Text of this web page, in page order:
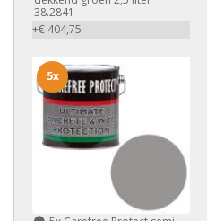
38.2841
+€ 404,75
5x